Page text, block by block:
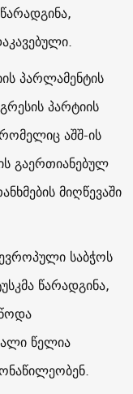
პარლამენტის
პარტიის
აშშ-ის
გაერთიანებულ
მიღწევაში
საბჭოს
წარადგინა,
წელია